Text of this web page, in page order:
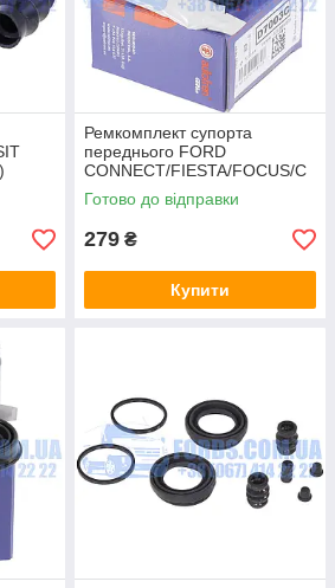
BNX6
Ремкомплект супорта
переднього FORD
CONNECT/FIESTA/FOCUS/C
ONNECT/ESCAPE (Напрямні)
AUTOFREN
Готово до відправки
279 ₴
Купити